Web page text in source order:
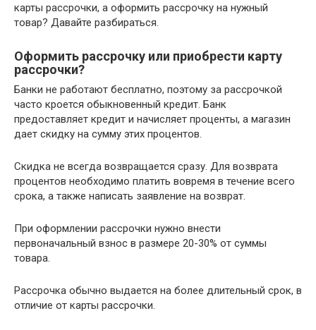
карты рассрочки, а оформить рассрочку на нужный
товар? Давайте разбираться.
Оформить рассрочку или приобрести карту
рассрочки?
Банки не работают бесплатно, поэтому за рассрочкой
часто кроется обыкновенный кредит. Банк
предоставляет кредит и начисляет проценты, а магазин
дает скидку на сумму этих процентов.
Скидка не всегда возвращается сразу. Для возврата
процентов необходимо платить вовремя в течение всего
срока, а также написать заявление на возврат.
При оформлении рассрочки нужно внести
первоначальный взнос в размере 20-30% от суммы
товара.
Рассрочка обычно выдается на более длительный срок, в
отличие от карты рассрочки.